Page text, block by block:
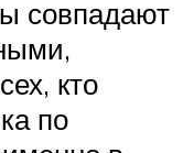
совпадают
кто
по